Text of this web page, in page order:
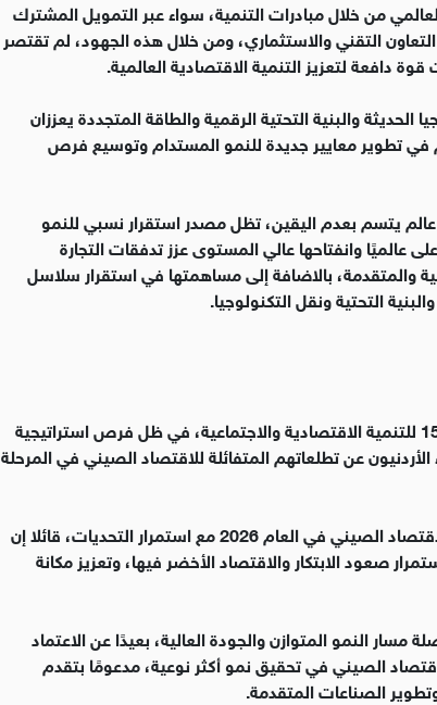
من خلال مبادرات التنمية، سواء عبر التمويل المشترك
التقني والاستثماري، ومن خلال هذه الجهود، لم تقتصر
لتعزيز التنمية الاقتصادية العالمية.
الحديثة والبنية التحتية الرقمية والطاقة المتجددة يعززان
في تطوير معايير جديدة للنمو المستدام وتوسيع فرص
يتسم بعدم اليقين، تظل مصدر استقرار نسبي للنمو
عالميًا وانفتاحها عالي المستوى عزز تدفقات التجارة
والمتقدمة، بالاضافة إلى مساهمتها في استقرار سلاسل
التحتية ونقل التكنولوجيا.
‏يمثل العام 2026 عام انطلاق تنفيذ الخطة الخمسية الـ15 للتنمية الاقتصادية والاجتماعية، في ظل فرص استراتيجية
عن تطلعاتهم المتفائلة للاقتصاد الصيني في المرحلة
‏وتوقع الأستاذ رعد التل، نموًا أكثر توازنًا وجودة أعلى للاقتصاد الصيني في العام 2026 مع استمرار التحديات، قائلا إن
صعود الابتكار والاقتصاد الأخضر فيها، وتعزيز مكانة
النمو المتوازن والجودة العالية، بعيدًا عن الاعتماد
الصيني في تحقيق نمو أكثر نوعية، مدعومًا بتقدم
الصناعات المتقدمة.